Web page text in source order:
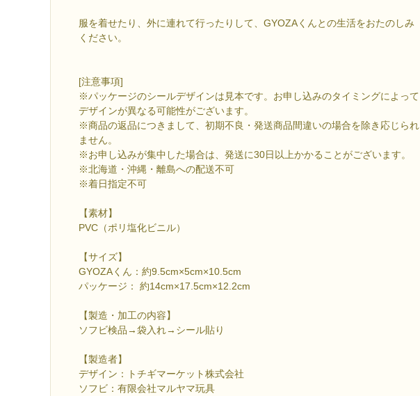
服を着せたり、外に連れて行ったりして、GYOZAくんとの生活をおたのしみ
ください。
[注意事項]
※パッケージのシールデザインは見本です。お申し込みのタイミングによって
デザインが異なる可能性がございます。
※商品の返品につきまして、初期不良・発送商品間違いの場合を除き応じられ
ません。
※お申し込みが集中した場合は、発送に30日以上かかることがございます。
※北海道・沖縄・離島への配送不可
※着日指定不可
【素材】
PVC（ポリ塩化ビニル）
【サイズ】
GYOZAくん：約9.5cm×5cm×10.5cm
パッケージ： 約14cm×17.5cm×12.2cm
【製造・加工の内容】
ソフビ検品→袋入れ→シール貼り
【製造者】
デザイン：トチギマーケット株式会社
ソフビ：有限会社マルヤマ玩具